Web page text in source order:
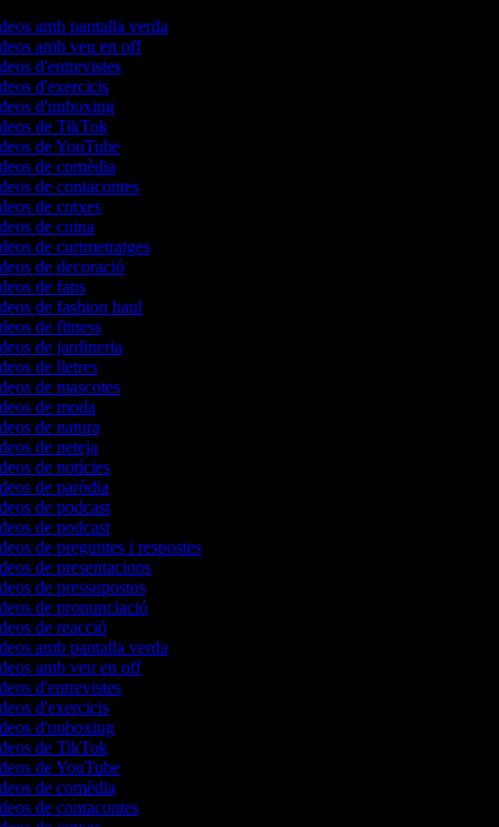
amb pantalla verda
amb veu en off
d'entrevistes
d'exercicis
d'unboxing
de TikTok
de YouTube
de comèdia
de contacontes
de cotxes
de cuina
de curtmetratges
de decoració
de fans
de fashion haul
de fitness
de jardineria
de lletres
de mascotes
de moda
de natura
de neteja
de notícies
de paròdia
de podcast
de podcast
de preguntes i respostes
de presentacions
de pressupostos
de pronunciació
de reacció
amb pantalla verda
amb veu en off
d'entrevistes
d'exercicis
d'unboxing
de TikTok
de YouTube
de comèdia
de contacontes